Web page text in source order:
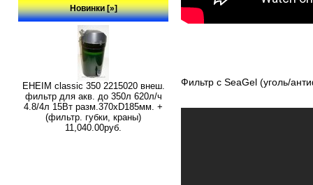
Новинки [»]
EHEIM classic 350 2215020 внеш.
фильтр для акв. до 350л 620л/ч
4.8/4л 15Вт разм.370хD185мм. +
(фильтр. губки, краны)
11,040.00руб.
Фильтр с SeaGel (уголь/